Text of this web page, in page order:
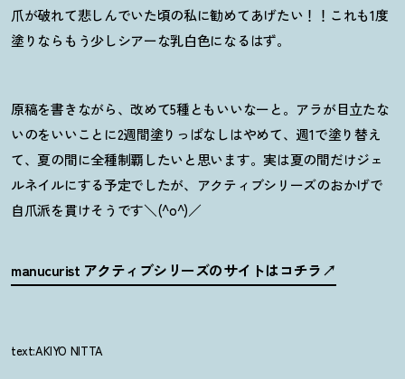
爪が破れて悲しんでいた頃の私に勧めてあげたい ！ ！ これも1度
塗りならもう少しシアーな乳白色になるはず。
原稿を書きながら、改めて5種ともいいなーと。アラが目立たな
いのをいいことに2週間塗りっぱなしはやめて、週1で塗り替え
て、夏の間に全種制覇したいと思います。実は夏の間だけジェ
ルネイルにする予定でしたが、アクティブシリーズのおかげで
自爪派を貫けそうです＼(^o^)／
manucurist アクティブシリーズのサイトはコチラ
text:AKIYO NITTA